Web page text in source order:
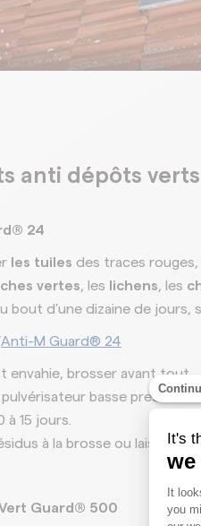
anti dépôts
24
les tuiles des traces rouges,
vertes, les lichens, les
bout d’une dizaine de jours,
Anti-M Guard® 24
envahie, brosser avant tout.
pulvérisateur basse pression.
à 15 jours.
à la brosse ou laisser
Guard® 500
It's
we
It
you